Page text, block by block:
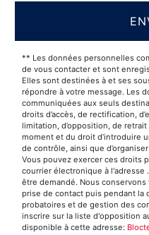
** Les données personnelles
de vous contacter et sont
Elles sont destinées à et ses
répondre à votre message. Les
communiquées aux seuls
droits d’accès, de rectification,
limitation, d’opposition, de
moment et du droit d’introduire
de contrôle, ainsi que
Vous pouvez exercer ces droits
courrier électronique à
être demandé. Nous
prise de contact puis pendant la
probatoires et de gestion des
inscrire sur la liste d'opposition
disponible à cette adresse: